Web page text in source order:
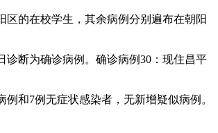
区的在校学生，其余病例分别遍布在朝阳
诊断为确诊病例。确诊病例30：现住昌平
和7例无症状感染者，无新增疑似病例。